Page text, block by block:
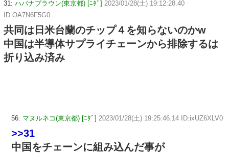
31: ハバナブラウン(東京都) [ﾆﾀﾞ] 2023/01/28(土) 19:12:28.40
ID:OA7N6F5G0
共同は日米台蘭のチップ４を知らないのかw
中国は半導体サプライチェーンから排除するは
折り込み済み
56: マヌルネコ(東京都) [ﾆﾀﾞ] 2023/01/28(土) 19:25:46.14 ID:ixUZ6XLV0
>>31
中国をチェーンに組み込んだ事が